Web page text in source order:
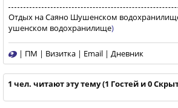
Отдых на Саяно Шушенском
ушенском водохранилище)
| ПМ | Визитка | Email | Дневник
1 чел. читают эту тему (1 Гостей и 0